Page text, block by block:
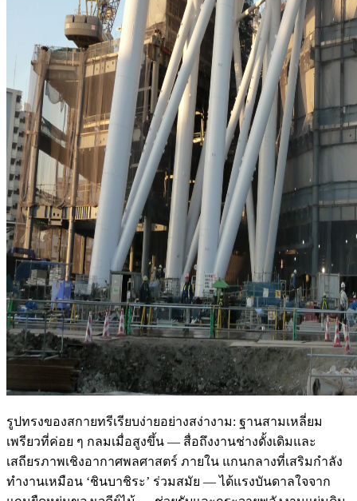
รูปทรงของสกายทรีเรียบง่ายอย่างสง่างาม: ฐานสามเหลี่ยม
เพรียวที่ค่อย ๆ กลมเมื่อสูงขึ้น — สื่อถึงงานช่างดั้งเดิมและ
เสถียรภาพเชิงอากาศพลศาสตร์ ภายใน แกนกลางที่เสริมกำลัง
ทำงานเหมือน ‘ชินบาชิระ’ ร่วมสมัย — ได้แรงบันดาลใจจาก